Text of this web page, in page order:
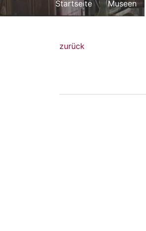
Startseite Museen
zurück